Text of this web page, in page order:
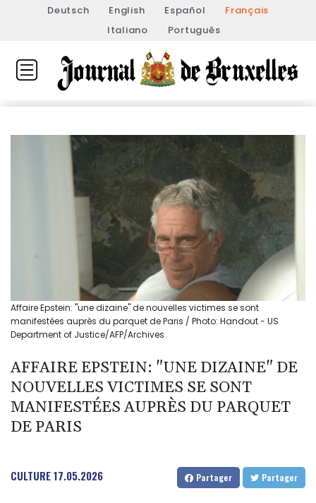
Deutsch English Español
Français
Italiano
Português
Affaire Epstein: "une dizaine" de nouvelles victimes se sont
manifestées auprès du parquet de Paris / Photo: Handout - US
Department of Justice/AFP/Archives
AFFAIRE EPSTEIN: "UNE DIZAINE" DE
NOUVELLES VICTIMES SE SONT
MANIFESTÉES AUPRÈS DU PARQUET
DE PARIS
CULTURE17.05.2026 Partager Partager